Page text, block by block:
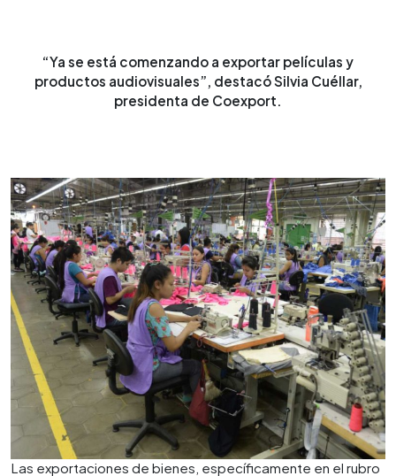
“Ya se está comenzando a exportar películas y
productos audiovisuales”, destacó Silvia Cuéllar,
presidenta de Coexport.
Las exportaciones de bienes, específicamente en el rubro